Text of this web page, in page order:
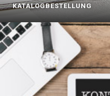
KATALOGBESTELLUNG